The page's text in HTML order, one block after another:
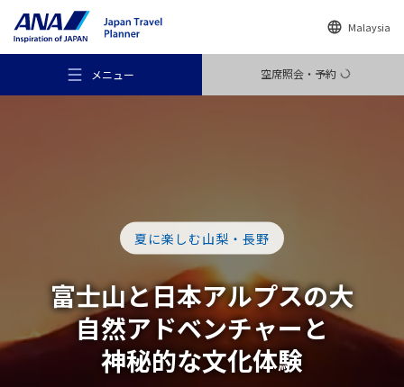
Malaysia
メニュー 空席照会・予約
旅のアイデア
行き先
夏に楽しむ山梨・長野
富士山と日本アルプスの大
自然アドベンチャーと
神秘的な文化体験